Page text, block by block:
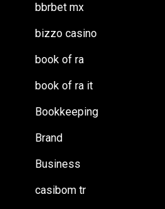
bbrbet mx
bizzo casino
book of ra
book of ra it
Bookkeeping
Brand
Business
casibom tr